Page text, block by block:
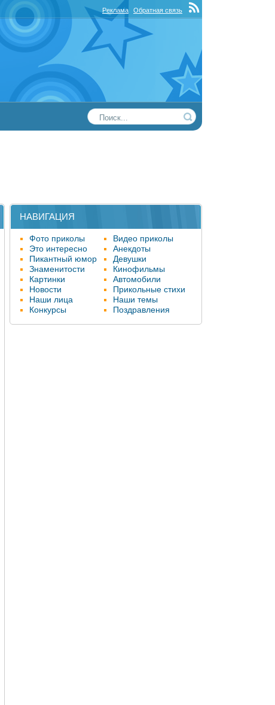
НАВИГАЦИЯ
Фото приколы
Видео приколы
Это интересно
Анекдоты
Пикантный юмор
Девушки
Знаменитости
Кинофильмы
Картинки
Автомобили
Новости
Прикольные стихи
Наши лица
Наши темы
Конкурсы
Поздравления
Реклама Обратная связь